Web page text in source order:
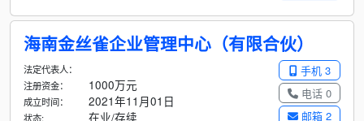
海南金丝雀企业管理中心（有限合伙）
手机 3
电话 0
邮箱 2
法定代表人：
注册资金：
1000万元
成立时间： 2021年11月01日
状态: 在业/存续